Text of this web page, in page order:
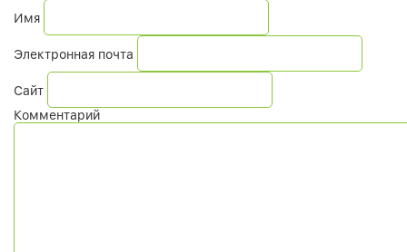
Имя
Электронная почта
Сайт
Комментарий